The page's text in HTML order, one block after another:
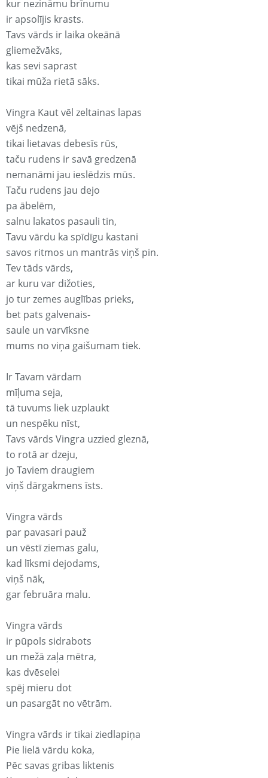
kur nezināmu brīnumu
ir apsolījis krasts.
Tavs vārds ir laika okeānā
gliemežvāks,
kas sevi saprast
tikai mūža rietā sāks.
Vingra Kaut vēl zeltainas lapas
vējš nedzenā,
tikai lietavas debesīs rūs,
taču rudens ir savā gredzenā
nemanāmi jau ieslēdzis mūs.
Taču rudens jau dejo
pa ābelēm,
salnu lakatos pasauli tin,
Tavu vārdu ka spīdīgu kastani
savos ritmos un mantrās viņš pin.
Tev tāds vārds,
ar kuru var dižoties,
jo tur zemes auglības prieks,
bet pats galvenais-
saule un varvīksne
mums no viņa gaišumam tiek.
Ir Tavam vārdam
mīļuma seja,
tā tuvums liek uzplaukt
un nespēku nīst,
Tavs vārds Vingra uzzied gleznā,
to rotā ar dzeju,
jo Taviem draugiem
viņš dārgakmens īsts.
Vingra vārds
par pavasari pauž
un vēstī ziemas galu,
kad līksmi dejodams,
viņš nāk,
gar februāra malu.
Vingra vārds
ir pūpols sidrabots
un mežā zaļa mētra,
kas dvēselei
spēj mieru dot
un pasargāt no vētrām.
Vingra vārds ir tikai ziedlapiņa
Pie lielā vārdu koka,
Pēc savas gribas liktenis